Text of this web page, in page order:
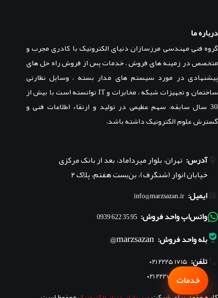
درباره ما
گروه فنی مهندسی مرزسازان دنیای الکترونیک با کادری مجرب و
متخصص در زمینه های فروش ، خدمات پس از فروش راه حل های
پیشنهادی در مورد سیستم های مدار بسته ، وسایل نظارتی
ساختمان و تجهیزات شبکه ، مخابرات و IT توانسته است با بیش از
30 سال سابقه، سهم عظیمی در تولید و ارتقاء اطلاعات فنی و
گسترش علوم الکترونیک داشته باشد.
آدرس: تهران، بلوار میرداماد، بعد از بانک مرکزی
خیابان انوار (شنگرف)، بن‌بست هفتم، پلاک ۲
ایمیل: info@marzsazan.ir
واتس‌اپ واحد فروش: 95 35 622 0939
بله واحد فروش: marzsazan@
تلفن: ۰۲۱ ۲۲۲۵ ۱۷۱۵
۰۲۱ ۲۲۲۷ ۱۸۴۵خدمات